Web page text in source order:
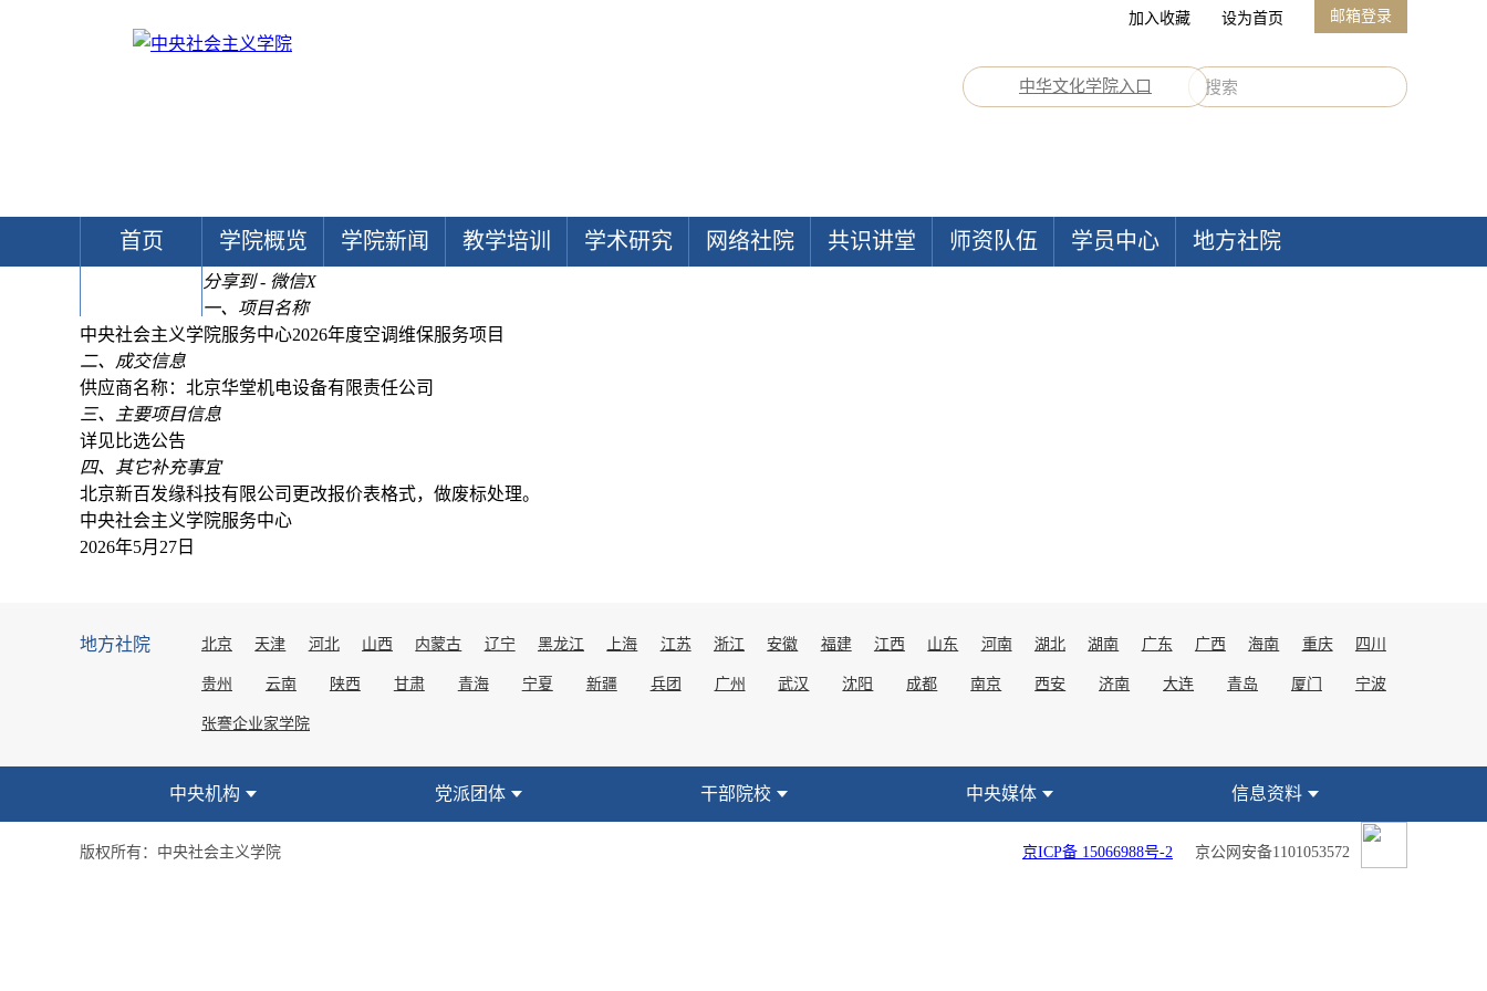
加入收藏 设为首页 邮箱登录
中华文化学院入口
首页 学院概览 学院新闻 教学培训 学术研究 网络社院 共识讲堂 师资队伍 学员中心 地方社院
分享到 - 微信X
一、项目名称
中央社会主义学院服务中心2026年度空调维保服务项目
二、成交信息
供应商名称：北京华堂机电设备有限责任公司
三、主要项目信息
详见比选公告
四、其它补充事宜
北京新百发缘科技有限公司更改报价表格式，做废标处理。
中央社会主义学院服务中心
2026年5月27日
地方社院 北京 天津 河北 山西 内蒙古 辽宁 黑龙江 上海 江苏 浙江 安徽 福建 江西 山东 河南 湖北 湖南 广东 广西 海南 重庆 四川
贵州 云南 陕西 甘肃 青海 宁夏 新疆 兵团 广州 武汉 沈阳 成都 南京 西安 济南 大连 青岛 厦门 宁波
张謇企业家学院
中央机构 党派团体 干部院校 中央媒体 信息资料
版权所有：中央社会主义学院 京ICP备 15066988号-2 京公网安备1101053572